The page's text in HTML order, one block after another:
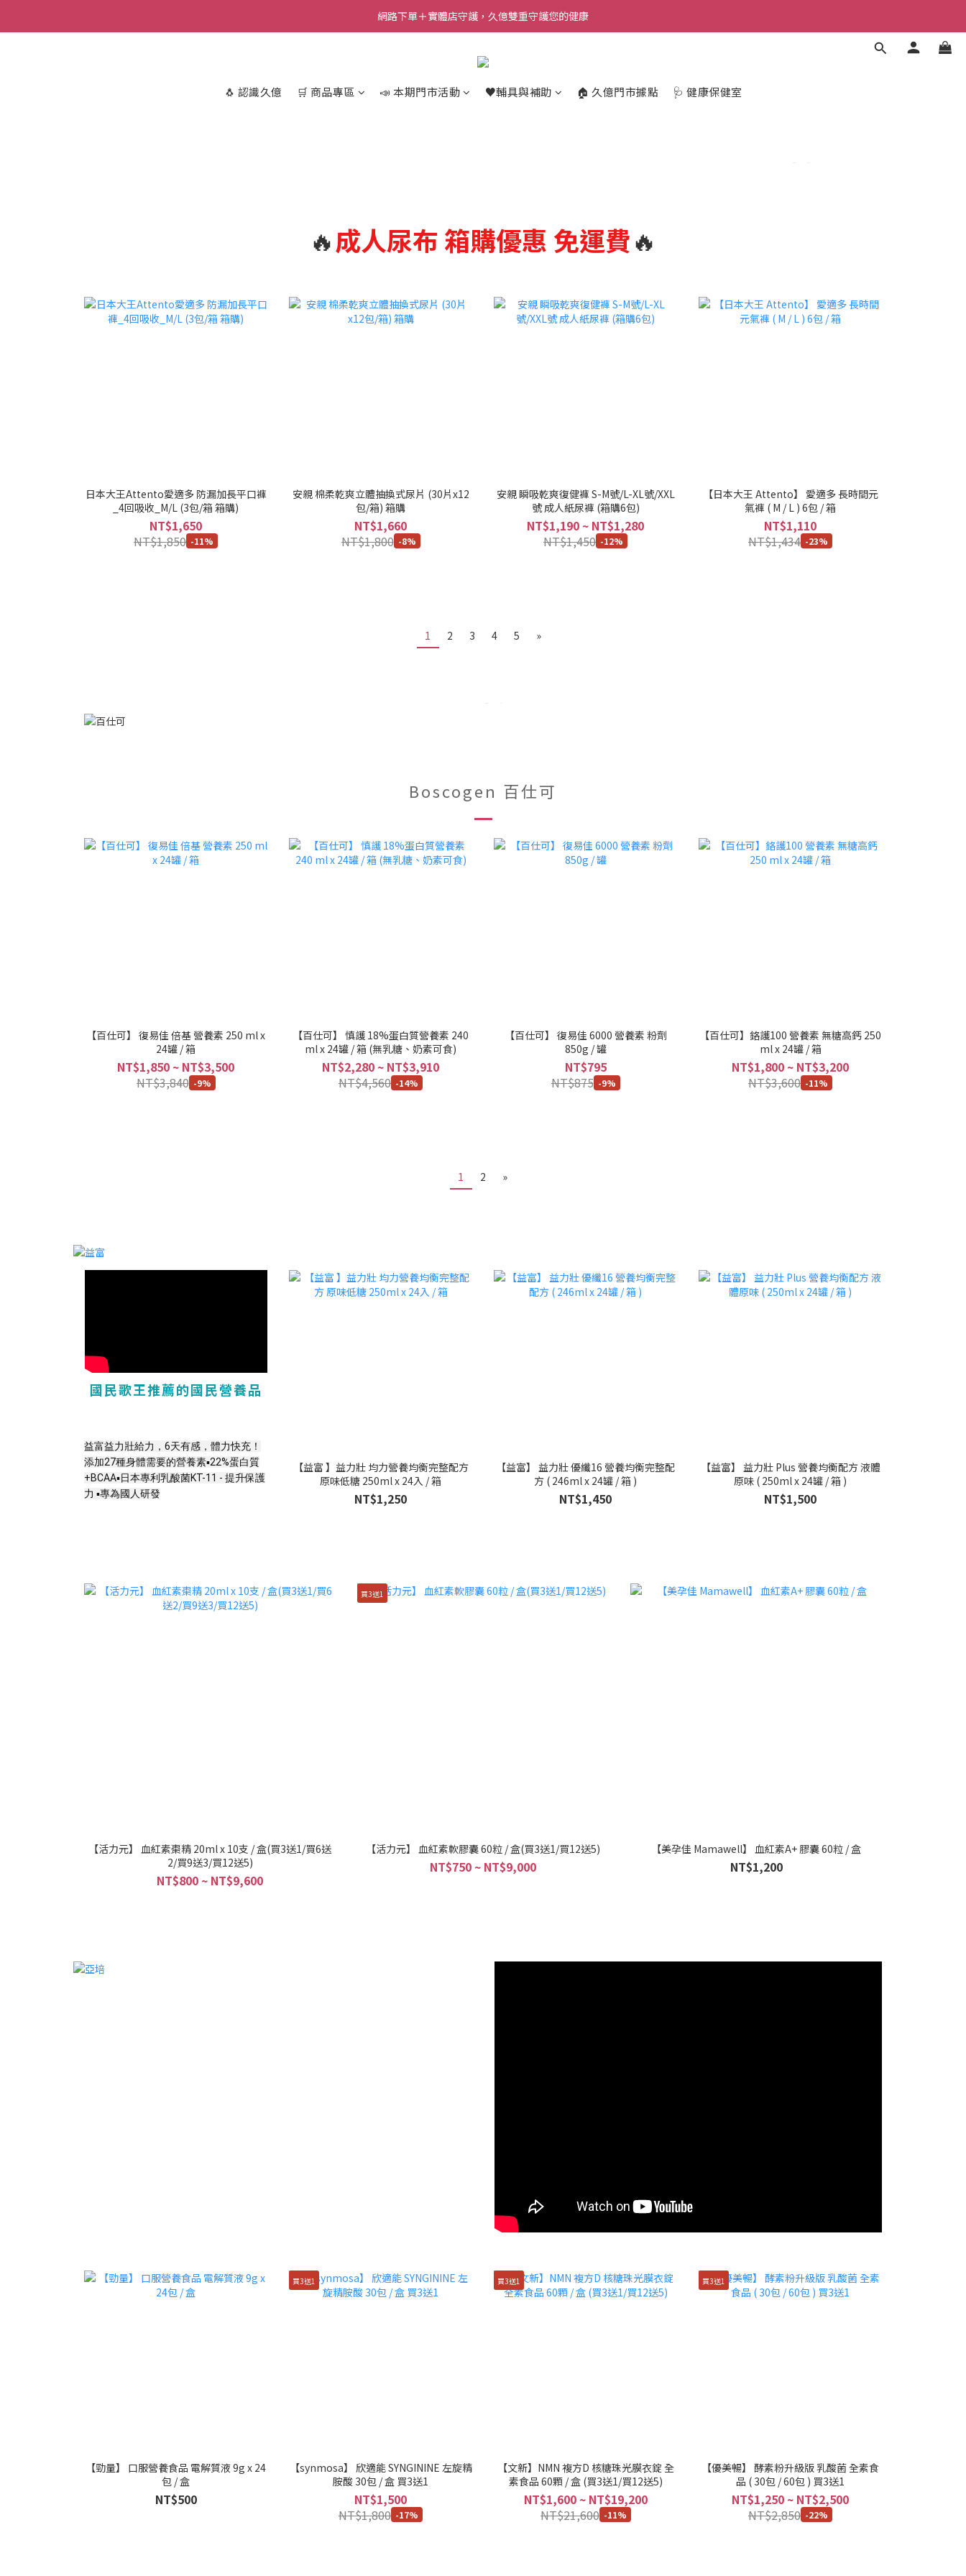
網路下單＋實體店守護，久億雙重守護您的健康
🐧 認識久億 🛒 商品專區 📣 本期門市活動 ♥️輔具與補助 🏠 久億門市據點 🩺 健康保健室
🔥成人尿布箱購優惠 免運費🔥
日本大王Attento愛適多 防漏加長平口褲
_4回吸收_M/L (3包/箱 箱購)
NT$1,650
NT$1,850 -11%
安親 棉柔乾爽立體抽換式尿片 (30片x12
包/箱) 箱購
NT$1,660
NT$1,800 -8%
安親 瞬吸乾爽復健褲 S-M號/L-XL號/XXL
號 成人紙尿褲 (箱購6包)
NT$1,190 ~ NT$1,280
NT$1,450 -12%
【日本大王 Attento】 愛適多 長時間元
氣褲 ( M / L ) 6包 / 箱
NT$1,110
NT$1,434 -23%
1 2 3 4 5 »
Boscogen 百仕可
【百仕可】 復易佳 倍基 營養素 250 ml x
24罐 / 箱
NT$1,850 ~ NT$3,500
NT$3,840 -9%
【百仕可】 慎護 18%蛋白質營養素 240
ml x 24罐 / 箱 (無乳糖、奶素可食)
NT$2,280 ~ NT$3,910
NT$4,560 -14%
【百仕可】 復易佳 6000 營養素 粉劑
850g / 罐
NT$795
NT$875 -9%
【百仕可】鉻護100 營養素 無糖高鈣 250
ml x 24罐 / 箱
NT$1,800 ~ NT$3,200
NT$3,600 -11%
1 2 »
國民歌王推薦的國民營養品
益富益力壯給力，6天有感，體力快充！
添加27種身體需要的營養素▪️22%蛋白質
+BCAA▪️日本專利乳酸菌KT-11 - 提升保護
力 ▪️專為國人研發
【益富 】益力壯 均力營養均衡完整配方
原味低糖 250ml x 24入 / 箱
NT$1,250
【益富】 益力壯 優纖16 營養均衡完整配
方 ( 246ml x 24罐 / 箱 )
NT$1,450
【益富】 益力壯 Plus 營養均衡配方 液體
原味 ( 250ml x 24罐 / 箱 )
NT$1,500
【活力元】 血紅素棗精 20ml x 10支 / 盒(買3送1/買6送
2/買9送3/買12送5)
NT$800 ~ NT$9,600
買3送1
【活力元】 血紅素軟膠囊 60粒 / 盒(買3送1/買12送5)
NT$750 ~ NT$9,000
【美孕佳 Mamawell】 血紅素A+ 膠囊 60粒 / 盒
NT$1,200
【勁量】 口服營養食品 電解質液 9g x 24
包 / 盒
NT$500
買3送1
【synmosa】 欣適能 SYNGININE 左旋精
胺酸 30包 / 盒 買3送1
NT$1,500
NT$1,800 -17%
買3送1
【文新】NMN 複方D 核糖珠光膜衣錠 全
素食品 60顆 / 盒 (買3送1/買12送5)
NT$1,600 ~ NT$19,200
NT$21,600 -11%
買3送1
【優美暢】 酵素粉升級版 乳酸菌 全素食
品 ( 30包 / 60包 ) 買3送1
NT$1,250 ~ NT$2,500
NT$2,850 -22%